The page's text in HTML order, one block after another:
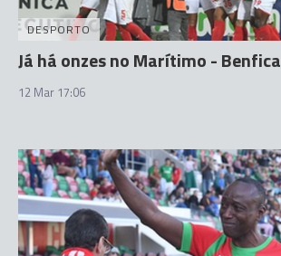
DESPORTO
Já há onzes no Marítimo - Benfica
12 Mar 17:06